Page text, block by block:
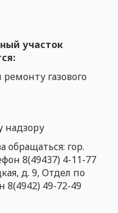
участок
газового
надзору
обращаться: гор.
8(49437) 4-11-77
д. 9, Отдел по
8(4942) 49-72-49